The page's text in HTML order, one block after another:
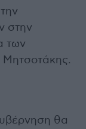
στην
των
Μητσοτάκης.
θα